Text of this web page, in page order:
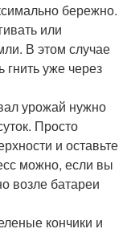
бережно.
или
В этом случае
гнить уже через
урожай нужно
Просто
и оставьте
можно, если вы
возле батареи
кончики и